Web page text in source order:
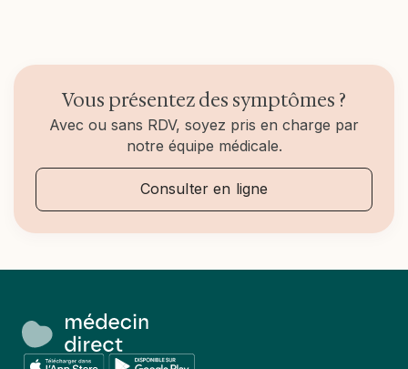
Vous présentez des symptômes ?
Avec ou sans RDV, soyez pris en charge par
notre équipe médicale.
Consulter en ligne